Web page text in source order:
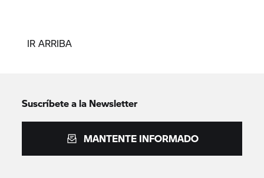
IR ARRIBA
Suscríbete a la Newsletter
MANTENTE INFORMADO